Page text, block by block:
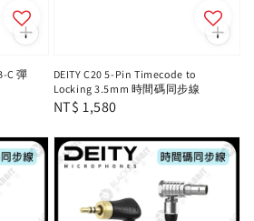
C 彈
DEITY C20 5-Pin Timecode to
Locking 3.5mm 時間碼同步線
Regular
NT$ 1,580